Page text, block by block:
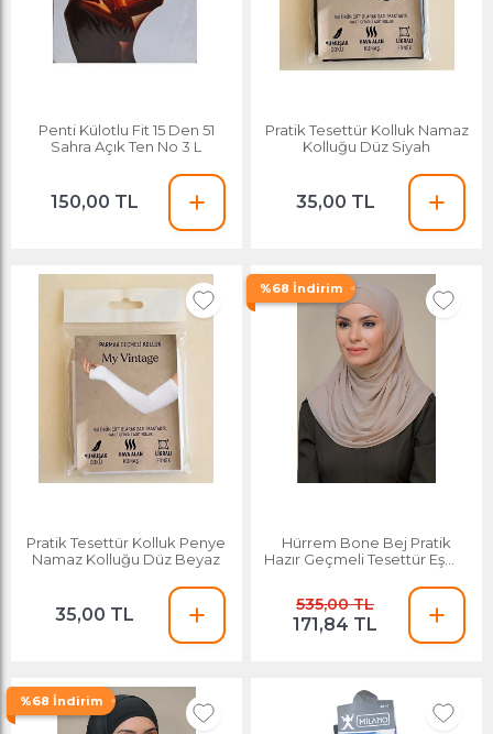
Penti Külotlu Fit 15 Den 51
Sahra Açık Ten No 3 L
150,00 TL
Pratik Tesettür Kolluk Namaz
Kolluğu Düz Siyah
35,00 TL
Pratik Tesettür Kolluk Penye
Namaz Kolluğu Düz Beyaz
35,00 TL
%68 İndirim
Hürrem Bone Bej Pratik
Hazır Geçmeli Tesettür Eşarp
Boneli 1290_12
535,00 TL
171,84 TL
%68 İndirim